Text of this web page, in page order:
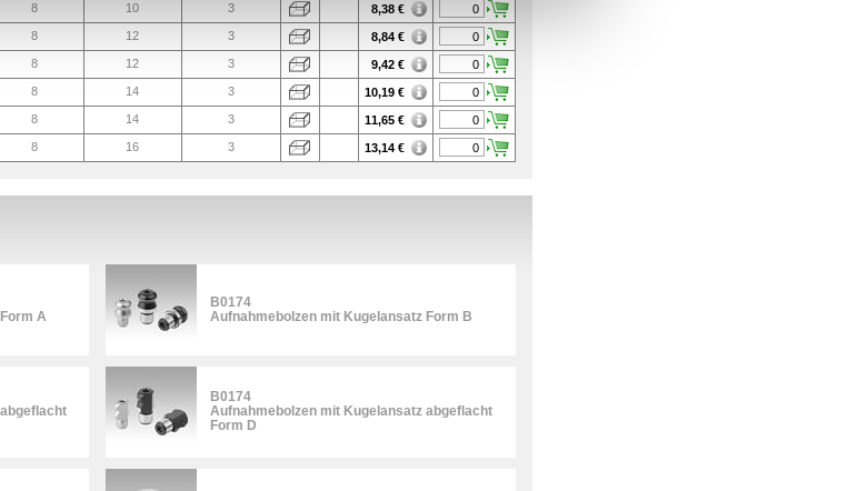
8 10 3 8,38€
8 12 3 8,84€
8 12 3 9,42€
8 14 3 10,19€
8 14 3 11,65€
8 16 3 13,14€
A
B0174
Aufnahmebolzen mit Kugelansatz Form B
B0174
Aufnahmebolzen mit Kugelansatz abgeflacht
Form D